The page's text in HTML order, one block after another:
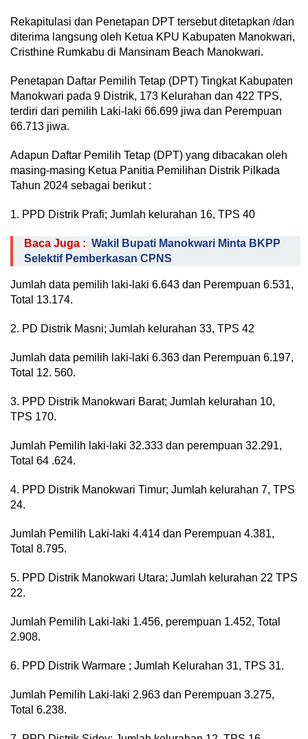
Rekapitulasi dan Penetapan DPT tersebut ditetapkan /dan
diterima langsung oleh Ketua KPU Kabupaten Manokwari,
Cristhine Rumkabu di Mansinam Beach Manokwari.
Penetapan Daftar Pemilih Tetap (DPT) Tingkat Kabupaten
Manokwari pada 9 Distrik, 173 Kelurahan dan 422 TPS,
terdiri dari pemilih Laki-laki 66.699 jiwa dan Perempuan
66.713 jiwa.
Adapun Daftar Pemilih Tetap (DPT) yang dibacakan oleh
masing-masing Ketua Panitia Pemilihan Distrik Pilkada
Tahun 2024 sebagai berikut :
1. PPD Distrik Prafi; Jumlah kelurahan 16, TPS 40
Baca Juga : Wakil Bupati Manokwari Minta BKPP
Selektif Pemberkasan CPNS
Jumlah data pemilih laki-laki 6.643 dan Perempuan 6.531,
Total 13.174.
2. PD Distrik Masni; Jumlah kelurahan 33, TPS 42
Jumlah data pemilih laki-laki 6.363 dan Perempuan 6.197,
Total 12. 560.
3. PPD Distrik Manokwari Barat; Jumlah kelurahan 10,
TPS 170.
Jumlah Pemilih laki-laki 32.333 dan perempuan 32.291,
Total 64 .624.
4. PPD Distrik Manokwari Timur; Jumlah kelurahan 7, TPS
24.
Jumlah Pemilih Laki-laki 4.414 dan Perempuan 4.381,
Total 8.795.
5. PPD Distrik Manokwari Utara; Jumlah kelurahan 22 TPS
22.
Jumlah Pemilih Laki-laki 1.456, perempuan 1.452, Total
2.908.
6. PPD Distrik Warmare ; Jumlah Kelurahan 31, TPS 31.
Jumlah Pemilih Laki-laki 2.963 dan Perempuan 3.275,
Total 6.238.